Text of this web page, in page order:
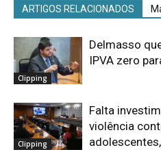
ARTIGOS RELACIONADOS
Clipping
Delmasso
IPVA zero
Clipping
Falta
violência